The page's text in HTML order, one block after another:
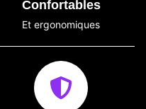
Confortables
Et ergonomiques